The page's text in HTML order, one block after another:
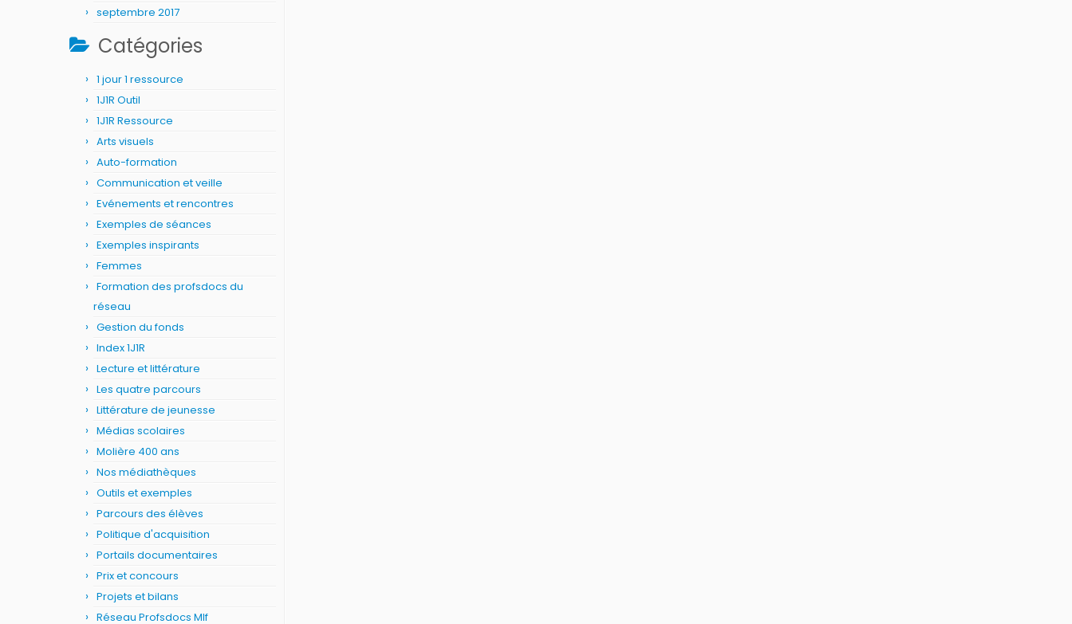
septembre 2017
Catégories
1 jour 1 ressource
1J1R Outil
1J1R Ressource
Arts visuels
Auto-formation
Communication et veille
Evénements et rencontres
Exemples de séances
Exemples inspirants
Femmes
Formation des profsdocs du
réseau
Gestion du fonds
Index 1J1R
Lecture et littérature
Les quatre parcours
Littérature de jeunesse
Médias scolaires
Molière 400 ans
Nos médiathèques
Outils et exemples
Parcours des élèves
Politique d'acquisition
Portails documentaires
Prix et concours
Projets et bilans
Réseau Profsdocs Mlf